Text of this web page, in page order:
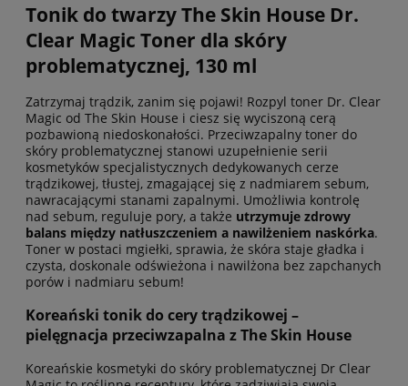
Tonik do twarzy The Skin House Dr.
Clear Magic Toner dla skóry
problematycznej, 130 ml
Zatrzymaj trądzik, zanim się pojawi! Rozpyl toner Dr. Clear
Magic od The Skin House i ciesz się wyciszoną cerą
pozbawioną niedoskonałości. Przeciwzapalny toner do
skóry problematycznej stanowi uzupełnienie serii
kosmetyków specjalistycznych dedykowanych cerze
trądzikowej, tłustej, zmagającej się z nadmiarem sebum,
nawracającymi stanami zapalnymi. Umożliwia kontrolę
nad sebum, reguluje pory, a także utrzymuje zdrowy
balans między natłuszczeniem a nawilżeniem naskórka.
Toner w postaci mgiełki, sprawia, że skóra staje gładka i
czysta, doskonale odświeżona i nawilżona bez zapchanych
porów i nadmiaru sebum!
Koreański tonik do cery trądzikowej –
pielęgnacja przeciwzapalna z The Skin House
Koreańskie kosmetyki do skóry problematycznej Dr Clear